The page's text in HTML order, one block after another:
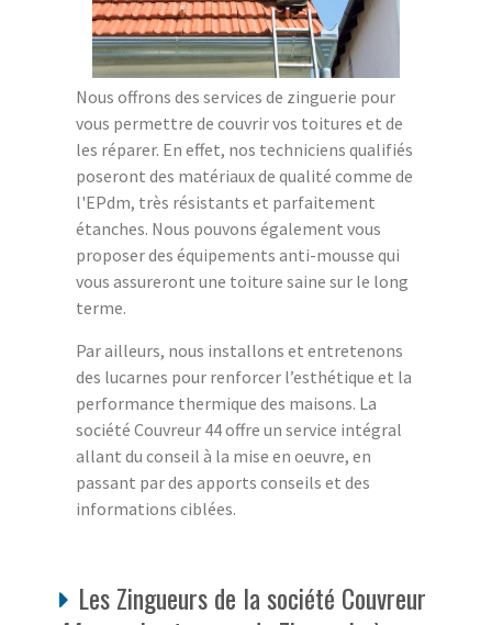
Nous offrons des services de zinguerie pour
vous permettre de couvrir vos toitures et de
les réparer. En effet, nos techniciens qualifiés
poseront des matériaux de qualité comme de
l'EPdm, très résistants et parfaitement
étanches. Nous pouvons également vous
proposer des équipements anti-mousse qui
vous assureront une toiture saine sur le long
terme.
Par ailleurs, nous installons et entretenons
des lucarnes pour renforcer l’esthétique et la
performance thermique des maisons. La
société Couvreur 44 offre un service intégral
allant du conseil à la mise en oeuvre, en
passant par des apports conseils et des
informations ciblées.
Les Zingueurs de la société Couvreur